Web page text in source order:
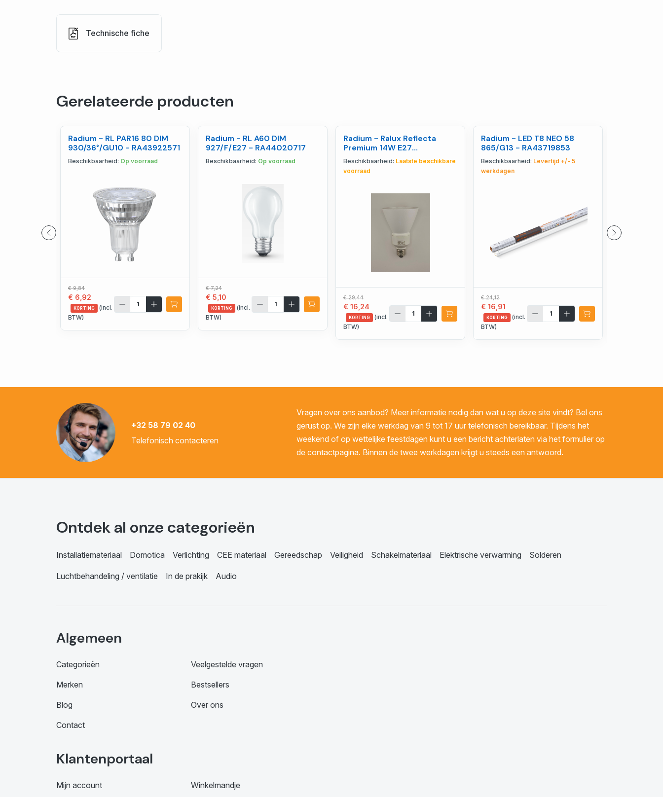
Technische fiche
Gerelateerde producten
Radium - RL PAR16 80 DIM
930/36°/GU10 - RA43922571
Beschikbaarheid: Op voorraad
€ 9,84
€ 6,92
KORTING
(incl.
BTW)
Radium - RL A60 DIM
927/F/E27 - RA44020717
Beschikbaarheid: Op voorraad
€ 7,24
€ 5,10
KORTING
(incl.
BTW)
Radium - Ralux Reflecta
Premium 14W E27
reflectorlamp 2500K - 319
18483
Beschikbaarheid: Laatste beschikbare
voorraad
€ 29,44
€ 16,24
KORTING
(incl.
BTW)
Radium - LED T8 NEO 58
865/G13 - RA43719853
Beschikbaarheid: Levertijd +/- 5
werkdagen
€ 24,12
€ 16,91
KORTING
(incl.
BTW)
+32 58 79 02 40
Telefonisch contacteren
Vragen over ons aanbod? Meer informatie nodig dan wat u op deze site vindt? Bel ons
gerust op. We zijn elke werkdag van 9 tot 17 uur telefonisch bereikbaar. Tijdens het
weekend of op wettelijke feestdagen kunt u een bericht achterlaten via het formulier op
de contactpagina. Binnen de twee werkdagen krijgt u steeds een antwoord.
Ontdek al onze categorieën
Installatiemateriaal Domotica Verlichting CEE materiaal Gereedschap Veiligheid Schakelmateriaal Elektrische verwarming Solderen
Luchtbehandeling / ventilatie In de prakijk Audio
Algemeen
Categorieën Veelgestelde vragen
Merken Bestsellers
Blog Over ons
Contact
Klantenportaal
Mijn account Winkelmandje